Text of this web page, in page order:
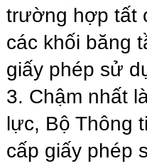
trường hợp tất
các khối băng
giấy phép sử
3. Chậm nhất
lực, Bộ Thông
cấp giấy phép